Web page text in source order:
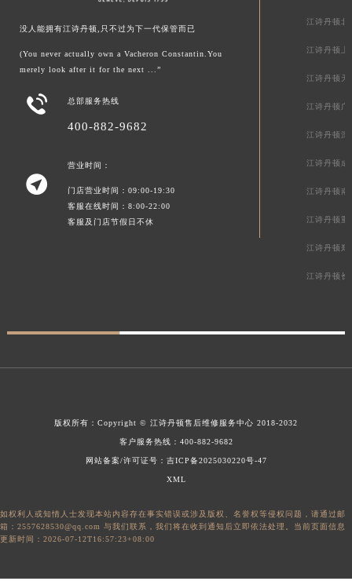
没人能拥有江诗丹顿,只不过为下一代保管而已
(You never actually own a Vacheron Constantin.You
merely look after it for the next ...”
 总部服务热线
400-882-9682

营业时间：
门店营业时间：09:00-19:30
客服在线时间：8:00-22:00
客服及门店节假日不休
江诗丹顿北
江诗丹顿上
江诗丹顿天
江诗丹顿广
江诗丹顿深
江诗丹顿成
江诗丹顿南
江诗丹顿重
江诗丹顿郑
江诗丹顿长
版权所有： Copyright © 江诗丹顿售后维修服务中心 2018-2032
客户服务热线： 400-882-9682
网站备案/许可证号：吉ICP备2025030220号-47
XML
如权利人或知情人士发现本站内容存在事实错误或涉及版权、名誉权等侵权问题，请通过邮
箱：2557628530@qq.com 与我们联系，我们将在收到通知后立即依法处理。当前页面信息
更新时间：2026-07-12T16:57:23+08:00